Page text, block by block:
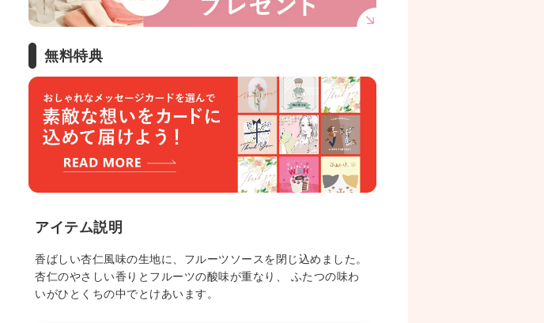
無料特典
アイテム説明
香ばしい杏仁風味の生地に、フルーツソースを閉じ込めました。
杏仁のやさしい香りとフルーツの酸味が重なり、 ふたつの味わ
いがひとくちの中でとけあいます。